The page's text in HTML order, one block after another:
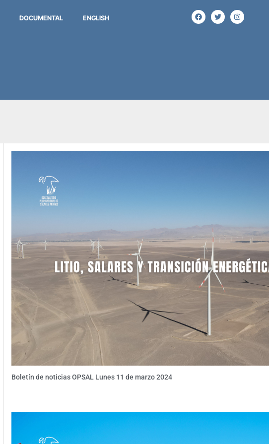
DOCUMENTAL ENGLISH
Boletín de noticias OPSAL Lunes 11 de marzo 2024